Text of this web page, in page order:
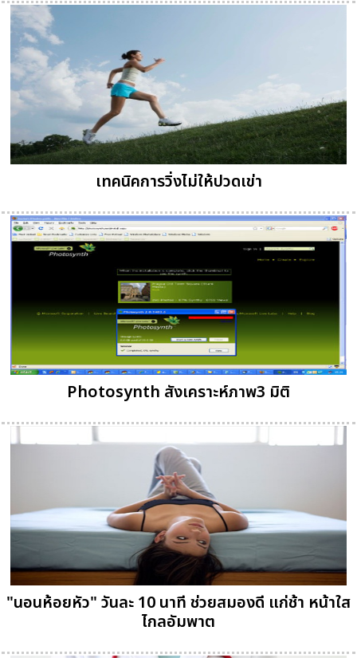
เทคนิคการวิ่งไม่ให้ปวดเข่า
Photosynth สังเคราะห์ภาพ3 มิติ
"นอนห้อยหัว" วันละ 10 นาที ช่วยสมองดี แก่ช้า หน้าใส
ไกลอัมพาต